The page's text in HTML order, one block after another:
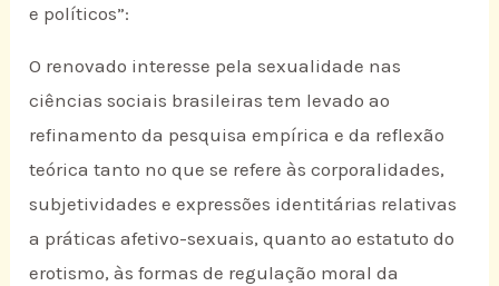
e políticos”:
O renovado interesse pela sexualidade nas
ciências sociais brasileiras tem levado ao
refinamento da pesquisa empírica e da reflexão
teórica tanto no que se refere às corporalidades,
subjetividades e expressões identitárias relativas
a práticas afetivo-sexuais, quanto ao estatuto do
erotismo, às formas de regulação moral da